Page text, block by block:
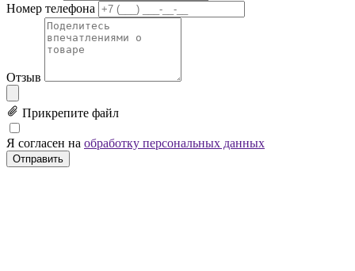
Номер телефона
Отзыв
Прикрепите файл
Я согласен на обработку персональных данных